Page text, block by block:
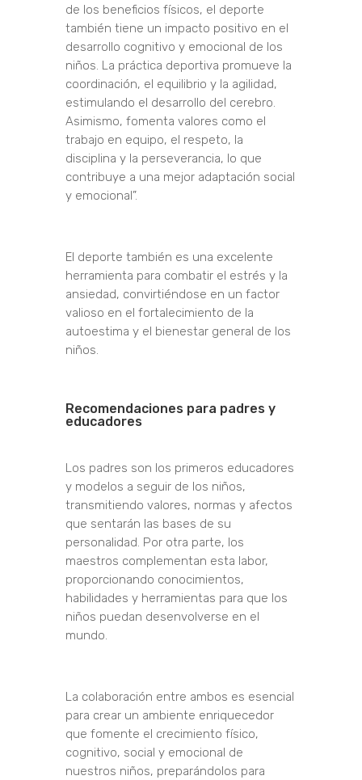
de los beneficios físicos, el deporte
también tiene un impacto positivo en el
desarrollo cognitivo y emocional de los
niños. La práctica deportiva promueve la
coordinación, el equilibrio y la agilidad,
estimulando el desarrollo del cerebro.
Asimismo, fomenta valores como el
trabajo en equipo, el respeto, la
disciplina y la perseverancia, lo que
contribuye a una mejor adaptación social
y emocional”.
El deporte también es una excelente
herramienta para combatir el estrés y la
ansiedad, convirtiéndose en un factor
valioso en el fortalecimiento de la
autoestima y el bienestar general de los
niños.
Recomendaciones para padres y
educadores
Los padres son los primeros educadores
y modelos a seguir de los niños,
transmitiendo valores, normas y afectos
que sentarán las bases de su
personalidad. Por otra parte, los
maestros complementan esta labor,
proporcionando conocimientos,
habilidades y herramientas para que los
niños puedan desenvolverse en el
mundo.
La colaboración entre ambos es esencial
para crear un ambiente enriquecedor
que fomente el crecimiento físico,
cognitivo, social y emocional de
nuestros niños, preparándolos para